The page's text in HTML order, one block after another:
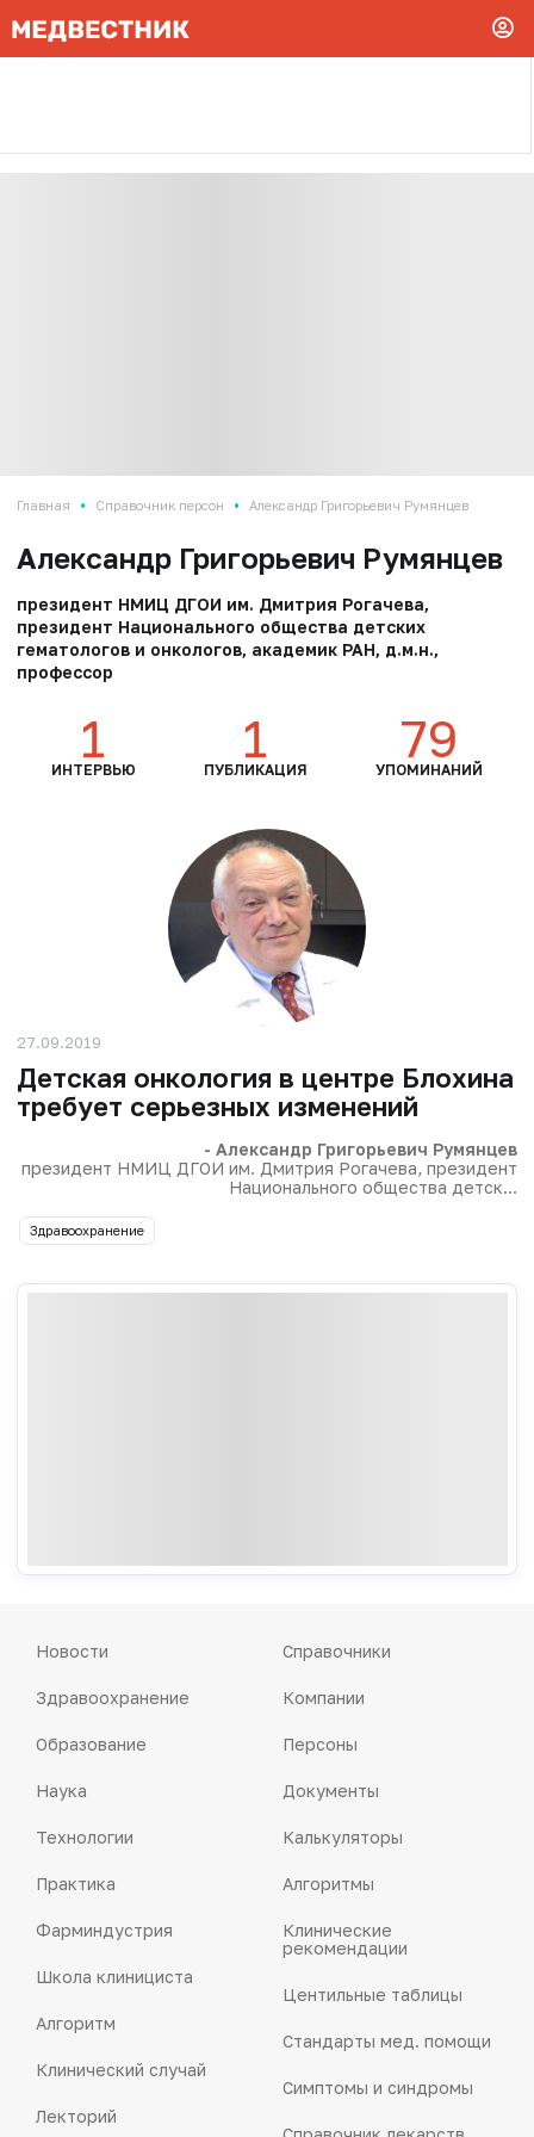
Главная • Справочник персон • Александр Григорьевич Румянцев
Александр Григорьевич Румянцев
президент НМИЦ ДГОИ им. Дмитрия Рогачева,
президент Национального общества детских
гематологов и онкологов, академик РАН, д.м.н.,
профессор
1
ИНТЕРВЬЮ
1
ПУБЛИКАЦИЯ
79
УПОМИНАНИЙ
27.09.2019
Детская онкология в центре Блохина
требует серьезных изменений
- Александр Григорьевич Румянцев
президент НМИЦ ДГОИ им. Дмитрия Рогачева, президент
Национального общества детск...
Здравоохранение
Новости
Здравоохранение
Образование
Наука
Технологии
Практика
Фарминдустрия
Школа клинициста
Алгоритм
Клинический случай
Лекторий
Справочники
Компании
Персоны
Документы
Калькуляторы
Алгоритмы
Клинические
рекомендации
Центильные таблицы
Стандарты мед. помощи
Симптомы и синдромы